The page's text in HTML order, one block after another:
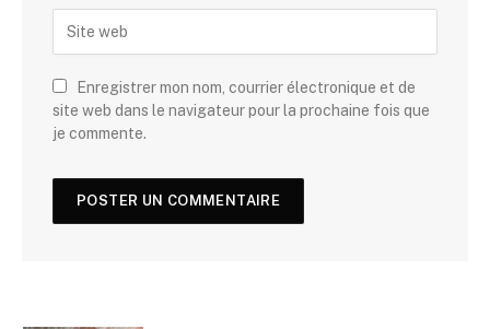
Enregistrer mon nom, courrier électronique et de
site web dans le navigateur pour la prochaine fois que
je commente.